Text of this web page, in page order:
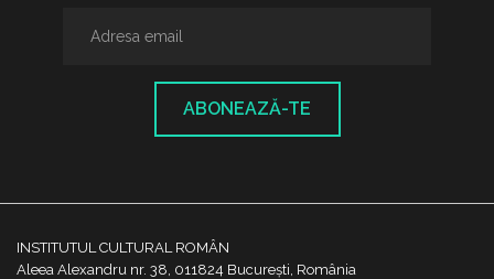
ABONEAZĂ-TE
INSTITUTUL CULTURAL ROMÂN
Aleea Alexandru nr. 38, 011824 București, România